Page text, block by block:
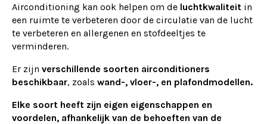
Airconditioning kan ook helpen om de luchtkwaliteit in
een ruimte te verbeteren door de circulatie van de lucht
te verbeteren en allergenen en stofdeeltjes te
verminderen.
Er zijn verschillende soorten airconditioners
beschikbaar, zoals wand-, vloer-, en plafondmodellen.
Elke soort heeft zijn eigen eigenschappen en
voordelen, afhankelijk van de behoeften van de